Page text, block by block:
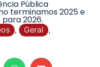
Pública
terminamos 2025 e
2026.
, Geral ,